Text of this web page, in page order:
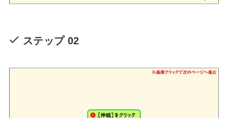
ステップ 02